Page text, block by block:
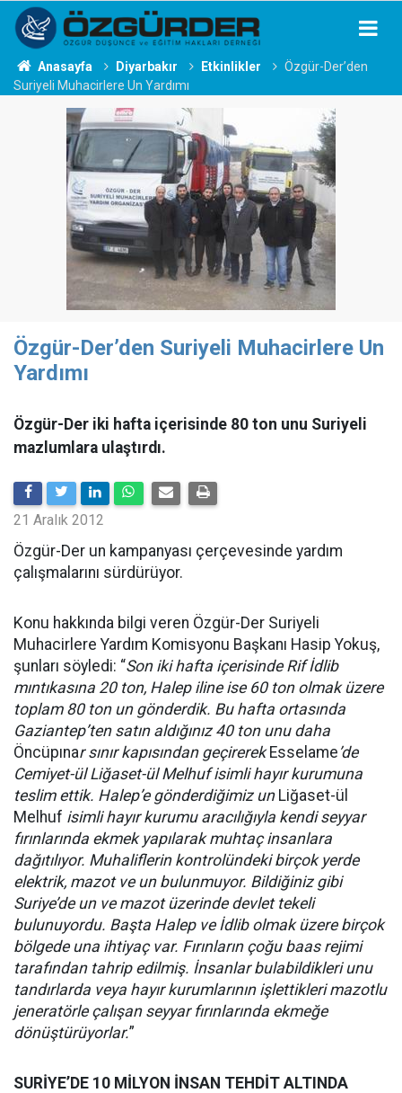
Anasayfa Diyarbakır Etkinlikler
Özgür-Der’den
Suriyeli Muhacirlere Un Yardımı
Özgür-Der’den Suriyeli Muhacirlere Un
Yardımı
Özgür-Der iki hafta içerisinde 80 ton unu Suriyeli
mazlumlara ulaştırdı.
21 Aralık 2012
Özgür-Der un kampanyası çerçevesinde yardım
çalışmalarını sürdürüyor.
Konu hakkında bilgi veren Özgür-Der Suriyeli
Muhacirlere Yardım Komisyonu Başkanı Hasip Yokuş,
şunları söyledi: “Son iki hafta içerisinde Rif İdlib
mıntıkasına 20 ton, Halep iline ise 60 ton olmak üzere
toplam 80 ton un gönderdik. Bu hafta ortasında
Gaziantep’ten satın aldığınız 40 ton unu daha
Öncüpınar sınır kapısından geçirerek Esselame ’de
Cemiyet-ül Liğaset-ül Melhuf isimli hayır kurumuna
teslim ettik. Halep’e gönderdiğimiz un Liğaset-ül
Melhuf isimli hayır kurumu aracılığıyla kendi seyyar
fırınlarında ekmek yapılarak muhtaç insanlara
dağıtılıyor. Muhaliflerin kontrolündeki birçok yerde
elektrik, mazot ve un bulunmuyor. Bildiğiniz gibi
Suriye’de un ve mazot üzerinde devlet tekeli
bulunuyordu. Başta Halep ve İdlib olmak üzere birçok
bölgede una ihtiyaç var. Fırınların çoğu baas rejimi
tarafından tahrip edilmiş. İnsanlar bulabildikleri unu
tandırlarda veya hayır kurumlarının işlettikleri mazotlu
jeneratörle çalışan seyyar fırınlarında ekmeğe
dönüştürüyorlar.”
SURİYE’DE 10 MİLYON İNSAN TEHDİT ALTINDA